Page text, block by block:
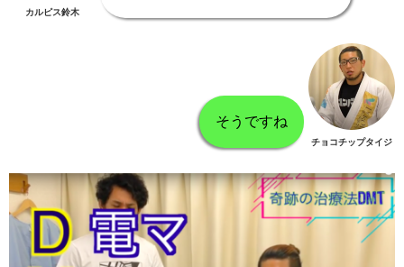
カルピス鈴木
そうですね
チョコチップタイジ